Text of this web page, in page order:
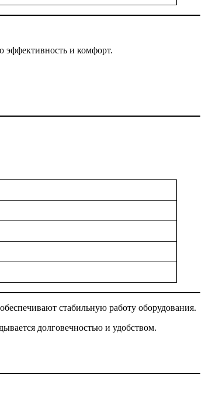
и комфорт.
стабильную работу оборудования.
долговечностью и удобством.